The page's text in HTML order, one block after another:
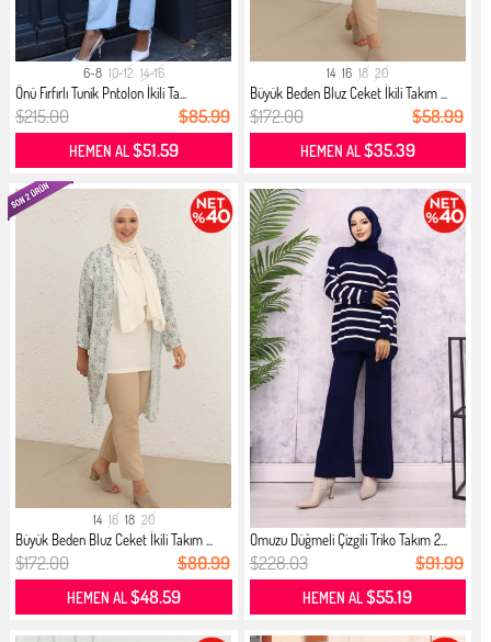
6-8 10-12 14-16
Önü Fırfırlı Tunik Pntolon İkili Ta...
$215.00 $85.99
HEMEN AL$51.59
14 16 18 20
Büyük Beden Bluz Ceket İkili Takım ...
$172.00 $58.99
HEMEN AL$35.39
14 16 18 20
Büyük Beden Bluz Ceket İkili Takım ...
$172.00 $80.99
HEMEN AL$48.59
Omuzu Düğmeli Çizgili Triko Takım 2...
$228.03 $91.99
HEMEN AL$55.19